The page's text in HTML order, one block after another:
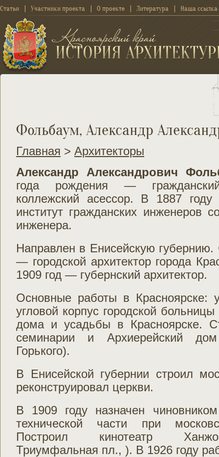
Статьи Участники проекта О проекте Литература Наша ссылка
Фольбаум, Александр
Главная > Архитекторы
Александр Александрович
года рождения — гражданский
коллежский асессор. В 1887 году
институт гражданских инженеров
инженера.
Направлен в Енисейскую губернию.
— городской архитектор города
1909 год — губернский архитектор.
Основные работы в Красноярске:
угловой корпус городской
дома и усадьбы в Красноярске.
семинарии и Архиерейский
Горького).
В Енисейской губернии строил
реконструировал церкви.
В 1909 году назначен
технической части при
Построил кинотеатр
Триумфальная пл., ). В 1926 году